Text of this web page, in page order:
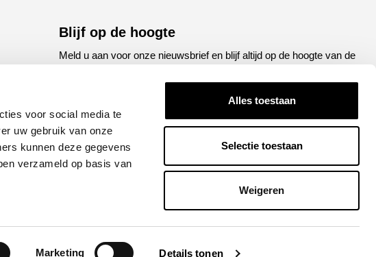
voor social media te
uw gebruik van onze
kunnen deze gegevens
verzameld op basis van
Marketing Details tonen
Alles toestaan
Selectie toestaan
Weigeren
Blijf op de hoogte
Meld u aan voor onze nieuwsbrief en blijf altijd op de hoogte van de
mailadres
CAPTCHA